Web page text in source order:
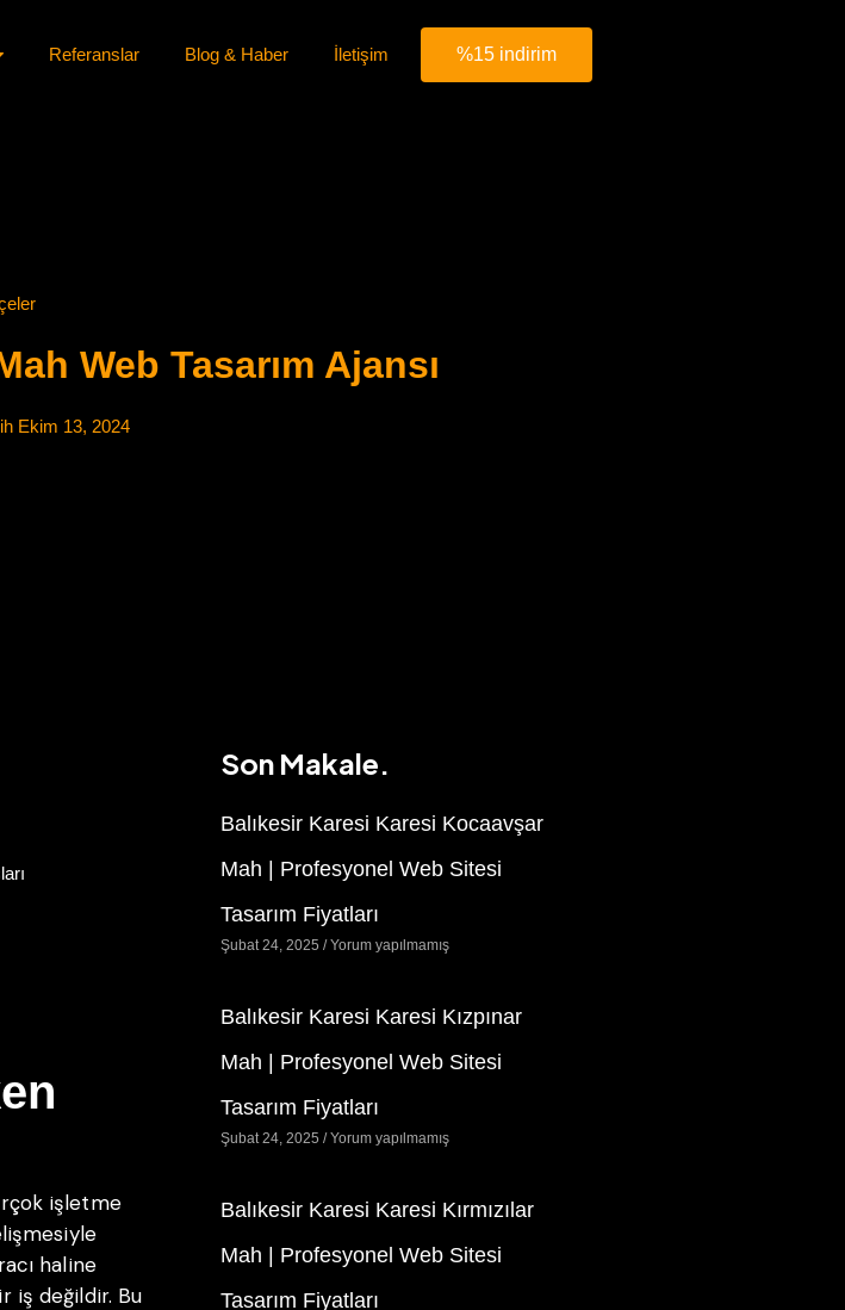
Referanslar Blog & Haber İletişim %15 indirim
Web Tasarım Ajansı
Ekim 13, 2024
işletme
haline
iş değildir. Bu
Son Makale.
Balıkesir Karesi Karesi Kocaavşar
Mah | Profesyonel Web Sitesi
Tasarım Fiyatları
Şubat 24, 2025 Yorum yapılmamış
Balıkesir Karesi Karesi Kızpınar
Mah | Profesyonel Web Sitesi
Tasarım Fiyatları
Şubat 24, 2025 Yorum yapılmamış
Balıkesir Karesi Karesi Kırmızılar
Mah | Profesyonel Web Sitesi
Tasarım Fiyatları